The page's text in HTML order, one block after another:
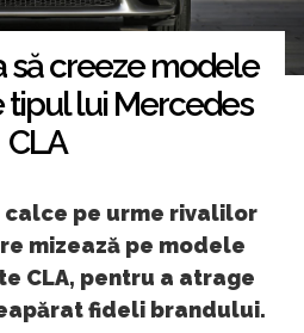
să creeze modele
lui Mercedes
CLA
calce pe urme rivalilor
mizează pe modele
CLA, pentru a atrage
fideli brandului.